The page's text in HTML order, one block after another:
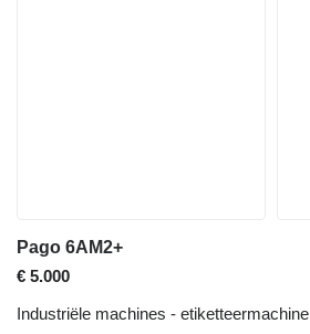
Pago 6AM2+
€ 5.000
Industriële machines - etiketteermachine